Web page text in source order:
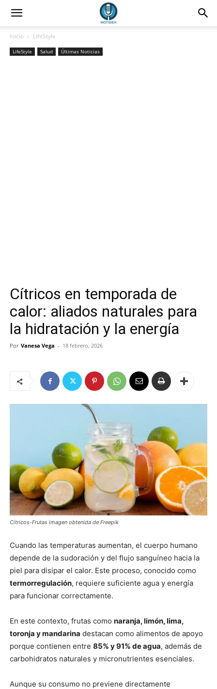
Inicio LifeStyle
LifeStyle Salud Últimas Noticias
Cítricos en temporada de
calor: aliados naturales para
la hidratación y la energía
Por Vanesa Vega - 18 febrero, 2026
Cítricos-Frutas imagen obtenida de Freepik
Cuando las temperaturas aumentan, el cuerpo humano
depende de la sudoración y del flujo sanguíneo hacia la
piel para disipar el calor. Este proceso, conocido como
termorregulación, requiere suficiente agua y energía
para funcionar correctamente.
En este contexto, frutas como naranja, limón, lima,
toronja y mandarina destacan como alimentos de apoyo
porque contienen entre 85% y 91% de agua, además de
carbohidratos naturales y micronutrientes esenciales.
Aunque su consumo no previene directamente